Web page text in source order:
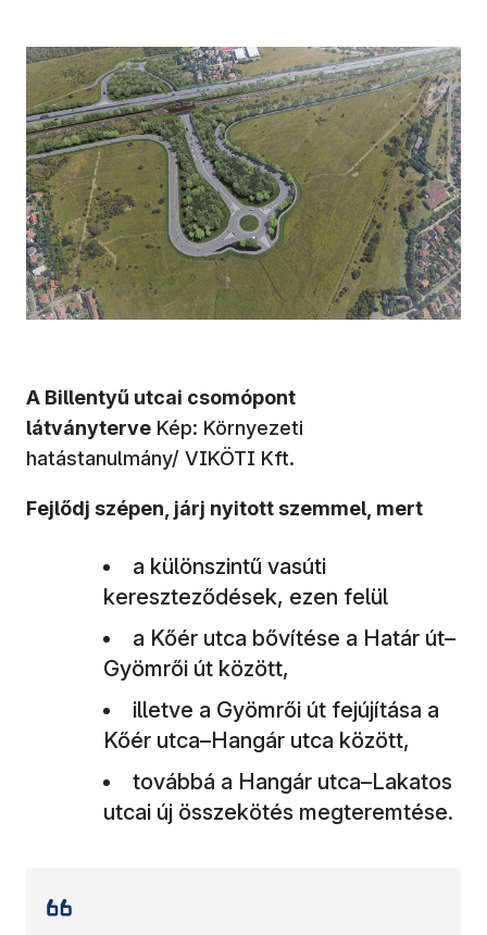
A Billentyű utcai csomópont
látványterve Kép: Környezeti
hatástanulmány/ VIKÖTI Kft.
Fejlődj szépen, járj nyitott szemmel, mert
a különszintű vasúti
kereszteződések, ezen felül
a Kőér utca bővítése a Határ út–
Gyömrői út között,
illetve a Gyömrői út fejújítása a
Kőér utca–Hangár utca között,
továbbá a Hangár utca–Lakatos
utcai új összekötés megteremtése.